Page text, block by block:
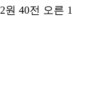
원 40전 오른 1